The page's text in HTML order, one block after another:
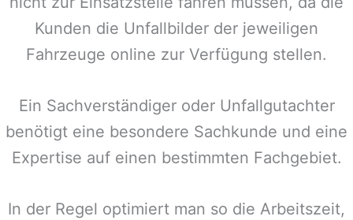
Kunden die Unfallbilder der jeweiligen
Fahrzeuge online zur Verfügung stellen.
Ein Sachverständiger oder Unfallgutachter
benötigt eine besondere Sachkunde und eine
Expertise auf einen bestimmten Fachgebiet.
In der Regel optimiert man so die Arbeitszeit,